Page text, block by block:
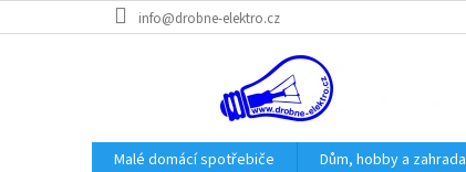
na
info@drobne-elektro.cz
Malé domácí spotřebiče Dům, hobby a zahrada